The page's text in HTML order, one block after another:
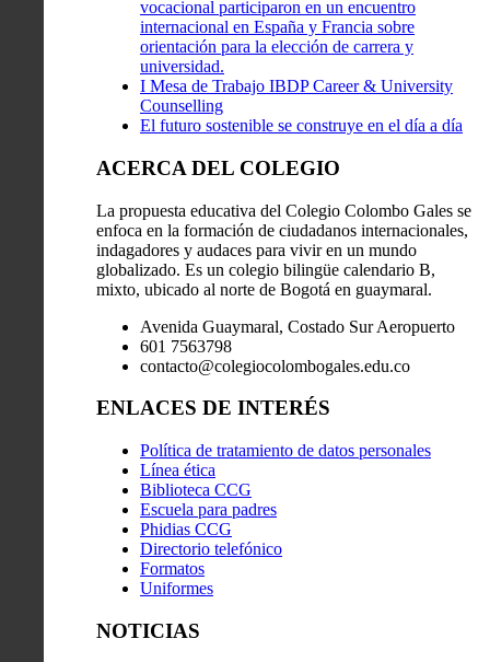
vocacional participaron en un encuentro
internacional en España y Francia sobre
orientación para la elección de carrera y
universidad.
I Mesa de Trabajo IBDP Career & University
Counselling
El futuro sostenible se construye en el día a día
ACERCA DEL COLEGIO
La propuesta educativa del Colegio Colombo Gales se
enfoca en la formación de ciudadanos internacionales,
indagadores y audaces para vivir en un mundo
globalizado. Es un colegio bilingüe calendario B,
mixto, ubicado al norte de Bogotá en guaymaral.
Avenida Guaymaral, Costado Sur Aeropuerto
601 7563798
contacto@colegiocolombogales.edu.co
ENLACES DE INTERÉS
Política de tratamiento de datos personales
Línea ética
Biblioteca CCG
Escuela para padres
Phidias CCG
Directorio telefónico
Formatos
Uniformes
NOTICIAS